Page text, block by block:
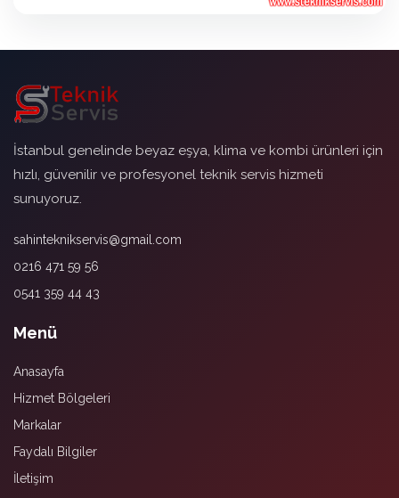
İstanbul genelinde beyaz eşya, klima ve kombi ürünleri için
hızlı, güvenilir ve profesyonel teknik servis hizmeti
sunuyoruz.
sahinteknikservis@gmail.com
0216 471 59 56
0541 359 44 43
Menü
Anasayfa
Hizmet Bölgeleri
Markalar
Faydalı Bilgiler
İletişim